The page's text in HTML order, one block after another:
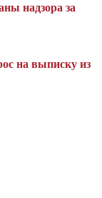
надзора за
на выписку из